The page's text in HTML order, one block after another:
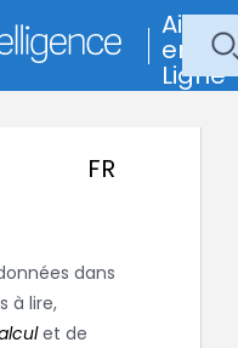
Aide
en
Ligne
FR
dans
à lire,
et de